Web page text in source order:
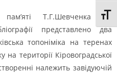
Т.Г.Шевченка на
представлено два
топоніміка на теренах
території Кіровоградської
належить завідуючій